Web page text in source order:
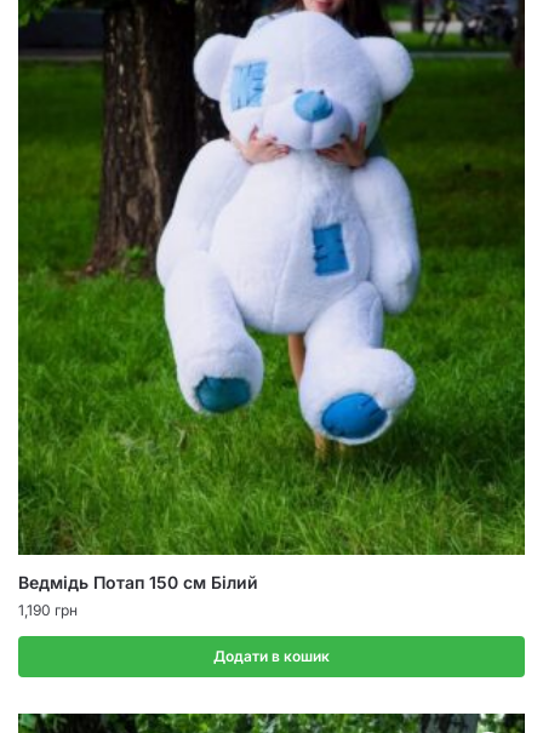
Ведмідь Потап 150 см Білий
1,190 грн
Додати в кошик